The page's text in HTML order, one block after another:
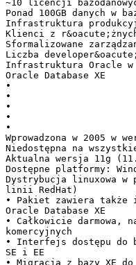
~10 licencji
Ponad 100GB danych w
Infrastruktura
Klienci z
Sformalizowane
Liczba
Infrastruktura Oracle w
Oracle Database XE
•
•
•
•
•
Wprowadzona w 2005 w
Niedostępna na
Aktualna wersja 11g
Dostępne platformy:
Dystrybucja linuxowa w
linii RedHat)
• Pakiet zawiera także
Oracle Database XE
• Całkowicie darmowa,
komercyjnych
• Interfejs dostępu do
SE i EE
• Migracja z bazy XE